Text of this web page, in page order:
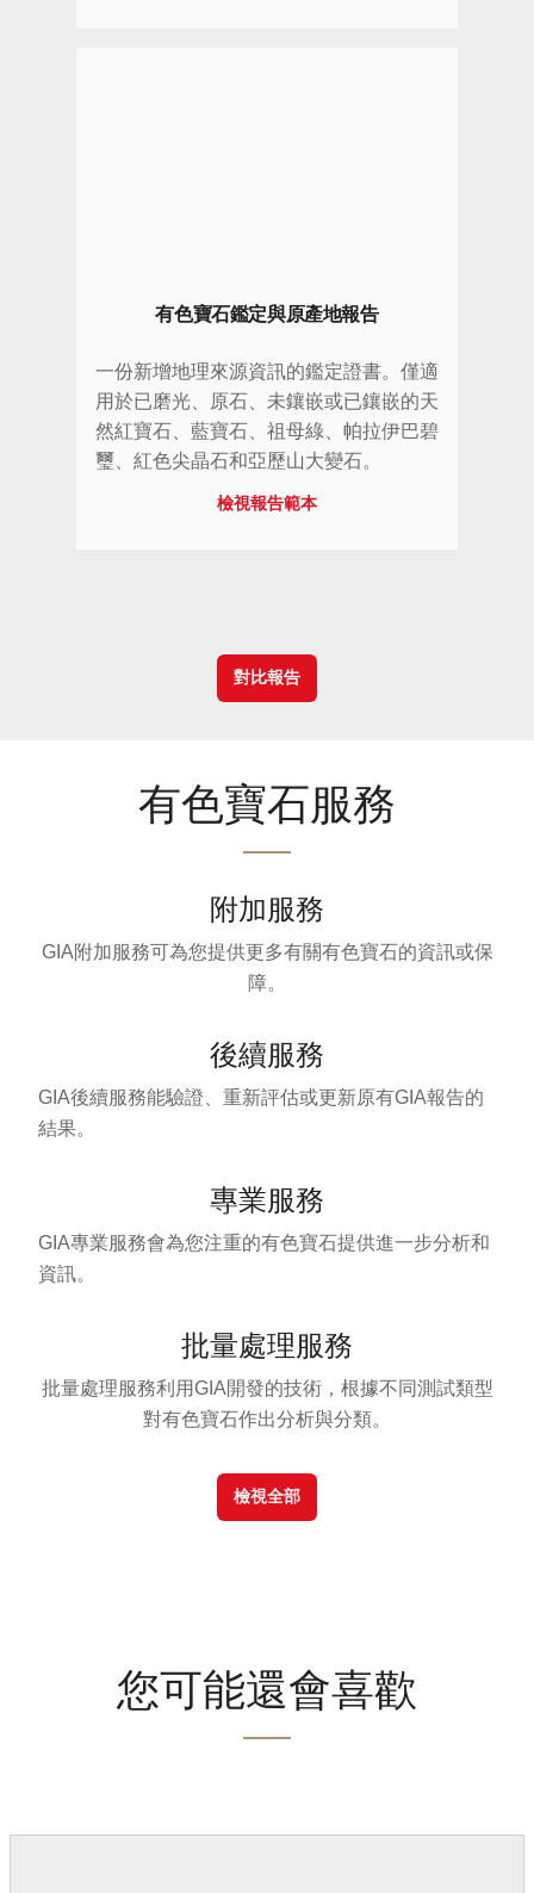
有色寶石鑑定與原產地報告
一份新增地理來源資訊的鑑定證書。僅適
用於已磨光、原石、未鑲嵌或已鑲嵌的天
然紅寶石、藍寶石、祖母綠、帕拉伊巴碧
璽、紅色尖晶石和亞歷山大變石。
檢視報告範本
對比報告
有色寶石服務
附加服務
GIA附加服務可為您提供更多有關有色寶石的資訊或保
障。
後續服務
GIA後續服務能驗證、重新評估或更新原有GIA報告的
結果。
專業服務
GIA專業服務會為您注重的有色寶石提供進一步分析和
資訊。
批量處理服務
批量處理服務利用GIA開發的技術，根據不同測試類型
對有色寶石作出分析與分類。
檢視全部
您可能還會喜歡